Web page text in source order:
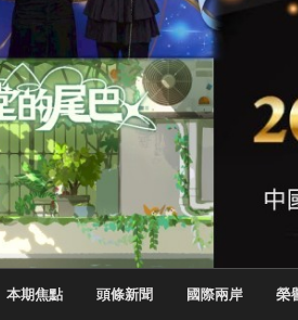
數據後的溫度：財金系傑出校友共議「人
森城建設股份有限公司捐贈 嘉惠行管系莘莘
產學合作新里程！財金系師生參訪中租控股
英文公園 315期
【 第404期 】影視系榮獲59屆美國休士頓
【 第404期 】你抓得到我嗎？數媒系VR新
【 第404期 】數媒系《光影潛歷史》榮獲
【 第404期 】探索空間設計解方 室設系學
【 第404期 】從創意到實踐 數媒系學生於
本期焦點 頭條新聞 國際兩岸 榮